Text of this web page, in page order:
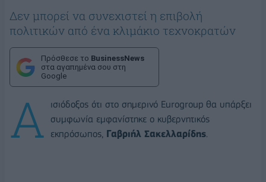
Δεν μπορεί να συνεχιστεί η επιβολή
πολιτικών από ένα κλιμάκιο τεχνοκρατών
Πρόσθεσε το BusinessNews
στα αγαπημένα σου στη
Google
Α
ισιόδοξος ότι στο σημερινό Eurogroup θα υπάρξει
συμφωνία εμφανίστηκε ο κυβερνητικός
εκπρόσωπος, Γαβριήλ Σακελλαρίδης.